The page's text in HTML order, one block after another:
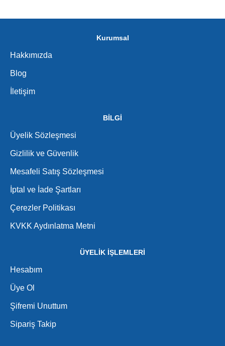
Kurumsal
Hakkımızda
Blog
İletişim
BİLGİ
Üyelik Sözleşmesi
Gizlilik ve Güvenlik
Mesafeli Satış Sözleşmesi
İptal ve İade Şartları
Çerezler Politikası
KVKK Aydınlatma Metni
ÜYELİK İŞLEMLERİ
Hesabım
Üye Ol
Şifremi Unuttum
Sipariş Takip